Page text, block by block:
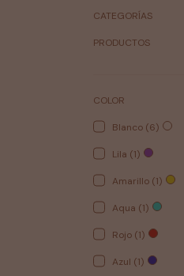
CATEGORÍAS
PRODUCTOS
COLOR
Blanco (6)
Lila (1)
Amarillo (1)
Aqua (1)
Rojo (1)
Azul (1)